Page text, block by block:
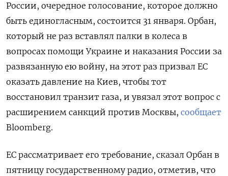
России, очередное голосование, которое должно
быть единогласным, состоится 31 января. Орбан,
который не раз вставлял палки в колеса в
вопросах помощи Украине и наказания России за
развязанную ею войну, на этот раз призвал ЕС
оказать давление на Киев, чтобы тот
восстановил транзит газа, и увязал этот вопрос с
расширением санкций против Москвы, сообщает
Bloomberg.
ЕС рассматривает его требование, сказал Орбан в
пятницу государственному радио, отметив, что